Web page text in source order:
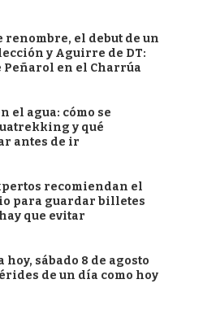
renombre, el debut de un
y Aguirre de DT:
Peñarol en el Charrúa
el agua: cómo se
y qué
antes de ir
recomiendan el
para guardar billetes
que evitar
hoy, sábado 8 de agosto
de un día como hoy